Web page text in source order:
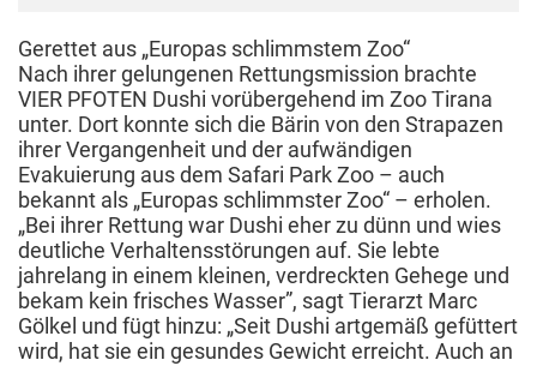
Gerettet aus „Europas schlimmstem Zoo“
Nach ihrer gelungenen Rettungsmission brachte
VIER PFOTEN Dushi vorübergehend im Zoo Tirana
unter. Dort konnte sich die Bärin von den Strapazen
ihrer Vergangenheit und der aufwändigen
Evakuierung aus dem Safari Park Zoo – auch
bekannt als „Europas schlimmster Zoo“ – erholen.
„Bei ihrer Rettung war Dushi eher zu dünn und wies
deutliche Verhaltensstörungen auf. Sie lebte
jahrelang in einem kleinen, verdreckten Gehege und
bekam kein frisches Wasser”, sagt Tierarzt Marc
Gölkel und fügt hinzu: „Seit Dushi artgemäß gefüttert
wird, hat sie ein gesundes Gewicht erreicht. Auch an